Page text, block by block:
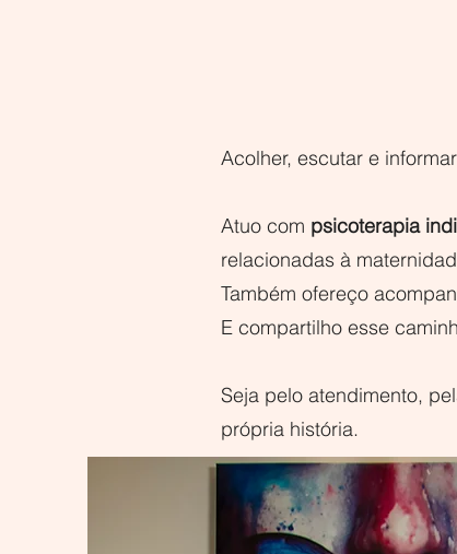
Acolher, escutar e
Atuo com psicoterapia
relacionadas à
Também ofereço
E compartilho esse
Seja pelo atendimento,
própria história.